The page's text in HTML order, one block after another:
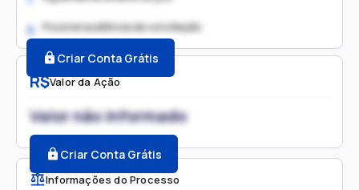
R$Valor da Ação
Valor não informado
Criar Conta Grátis
Informações do Processo
2. Possível audiência de conciliação
Criar Conta Grátis